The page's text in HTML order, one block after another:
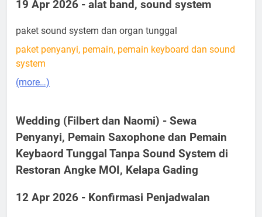
19 Apr 2026 - alat band, sound system
paket sound system dan organ tunggal
paket penyanyi, pemain, pemain keyboard dan sound
system
(more…)
Wedding (Filbert dan Naomi) - Sewa
Penyanyi, Pemain Saxophone dan Pemain
Keybaord Tunggal Tanpa Sound System di
Restoran Angke MOI, Kelapa Gading
12 Apr 2026 - Konfirmasi Penjadwalan